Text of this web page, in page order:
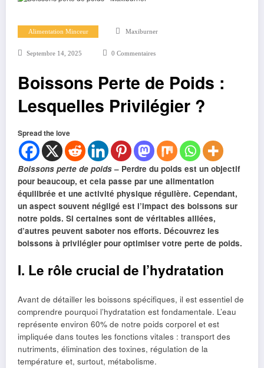
Alimentation Minceur Maxiburner
Septembre 14, 2025 0 Commentaires
Boissons Perte de Poids :
Lesquelles Privilégier ?
Spread the love
Boissons perte de poids – Perdre du poids est un objectif
pour beaucoup, et cela passe par une alimentation
équilibrée et une activité physique régulière. Cependant,
un aspect souvent négligé est l’impact des boissons sur
notre poids. Si certaines sont de véritables alliées,
d’autres peuvent saboter nos efforts. Découvrez les
boissons à privilégier pour optimiser votre perte de poids.
I. Le rôle crucial de l’hydratation
Avant de détailler les boissons spécifiques, il est essentiel de
comprendre pourquoi l’hydratation est fondamentale. L’eau
représente environ 60% de notre poids corporel et est
impliquée dans toutes les fonctions vitales : transport des
nutriments, élimination des toxines, régulation de la
température et, surtout, métabolisme.